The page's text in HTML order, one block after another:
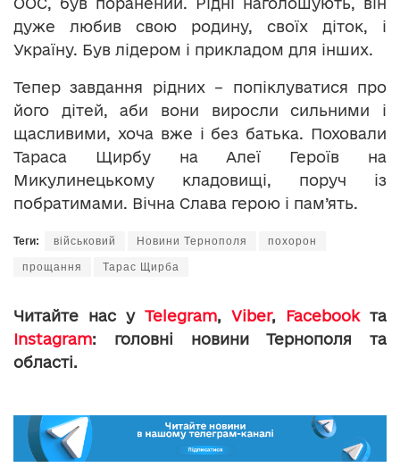
ООС, був поранений. Рідні наголошують, він
дуже любив свою родину, своїх діток, і
Україну. Був лідером і прикладом для інших.
Тепер завдання рідних – попіклуватися про
його дітей, аби вони виросли сильними і
щасливими, хоча вже і без батька. Поховали
Тараса Щирбу на Алеї Героїв на
Микулинецькому кладовищі, поруч із
побратимами. Вічна Слава герою і пам’ять.
Теги: військовий Новини Тернополя похорон
прощання Тарас Щирба
Читайте нас у Telegram, Viber, Facebookта
Instagram: головні новини Тернополя та
області.